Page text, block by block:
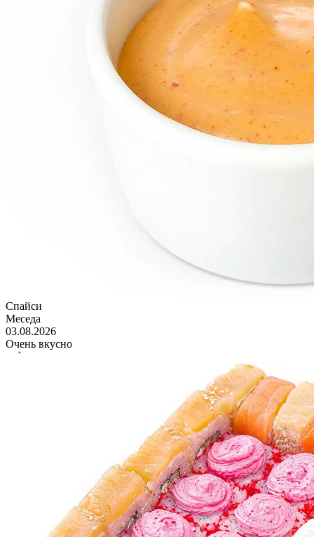
Спайси
Меседа
03.08.2026
Очень вкусно